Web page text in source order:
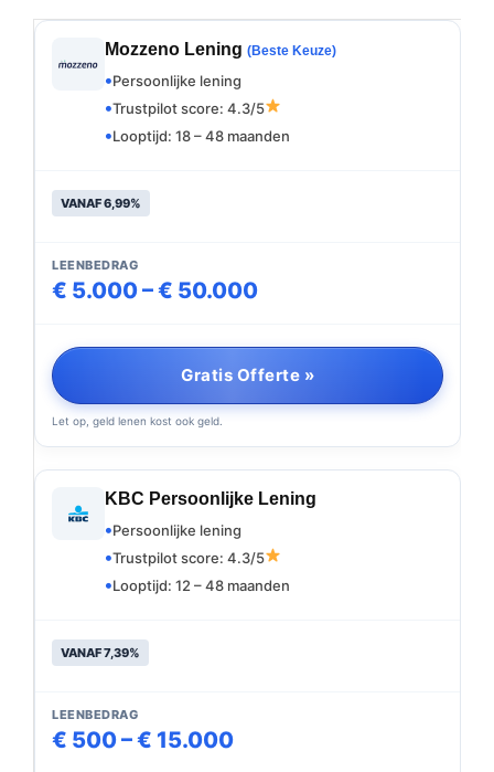
Mozzeno Lening (Beste Keuze)
Persoonlijke lening
Trustpilot score: 4.3/5
Looptijd: 18 – 48 maanden
VANAF 6,99%
LEENBEDRAG
€ 5.000 – € 50.000
Gratis Offerte »
Let op, geld lenen kost ook geld.
KBC Persoonlijke Lening
Persoonlijke lening
Trustpilot score: 4.3/5
Looptijd: 12 – 48 maanden
VANAF 7,39%
LEENBEDRAG
€ 500 – € 15.000